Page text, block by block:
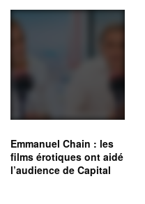
Emmanuel Chain : les
films érotiques ont aidé
l’audience de Capital